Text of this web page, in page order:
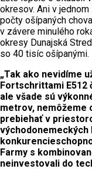
okresov. Ani v
počty ošípaných
v závere minulého
okresy Dunajská
so 40 tisíc ošípanými.
„Tak ako nevidíme
Fortschrittami E512
ale všade sú
metrov, nemôžeme
prebiehať v
východonemeckých
Farmy s
neinvestovali do